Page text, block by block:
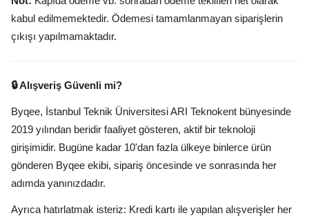
kabul edilmemektedir. Ödemesi tamamlanmayan siparişlerin
çıkışı yapılmamaktadır.
🔒 Alışveriş Güvenli mi?
Byqee, İstanbul Teknik Üniversitesi ARI Teknokent bünyesinde
2019 yılından beridir faaliyet gösteren, aktif bir teknoloji
girişimidir. Bugüne kadar 10'dan fazla ülkeye binlerce ürün
gönderen Byqee ekibi, sipariş öncesinde ve sonrasında her
adımda yanınızdadır.
Ayrıca hatırlatmak isteriz: Kredi kartı ile yapılan alışverişler her